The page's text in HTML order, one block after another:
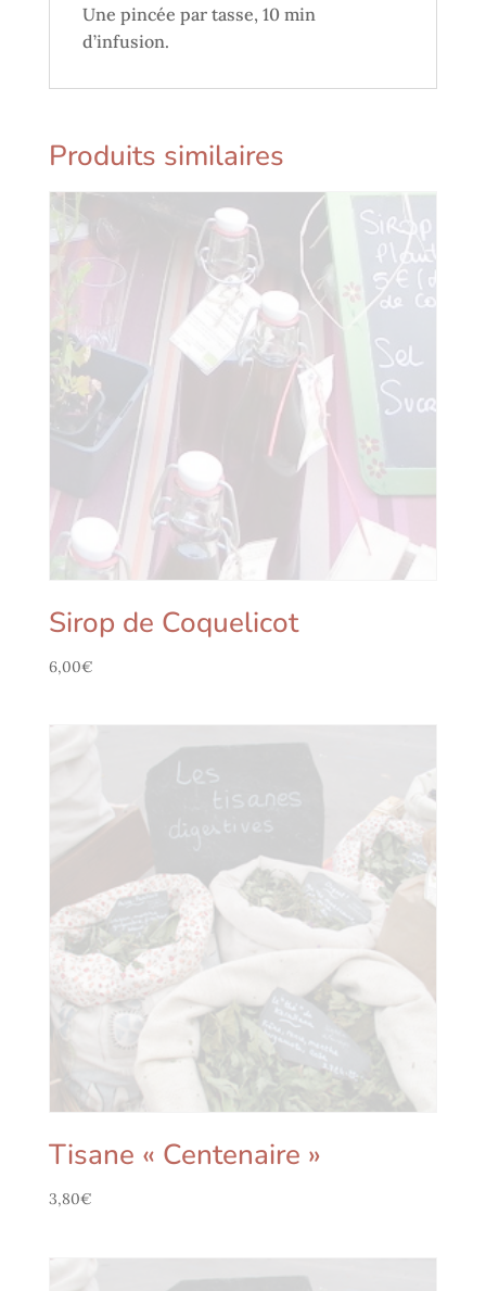
Une pincée par tasse, 10 min
d’infusion.
Produits similaires
Sirop de Coquelicot
6,00€
Tisane « Centenaire »
3,80€